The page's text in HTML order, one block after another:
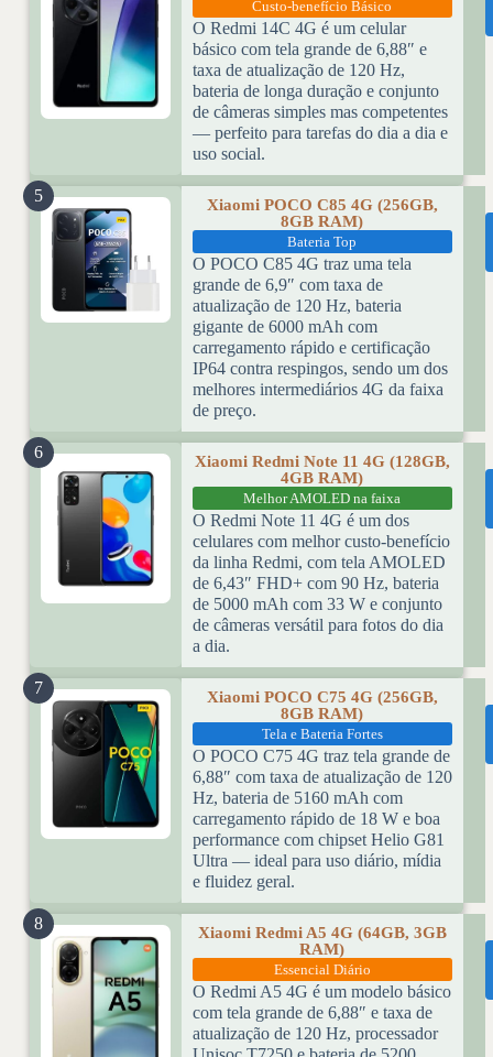
Custo-benefício Básico
O Redmi 14C 4G é um celular
básico com tela grande de 6,88″ e
taxa de atualização de 120 Hz,
bateria de longa duração e conjunto
de câmeras simples mas competentes
— perfeito para tarefas do dia a dia e
uso social.
5
Xiaomi POCO C85 4G (256GB,
8GB RAM)
Bateria Top
O POCO C85 4G traz uma tela
grande de 6,9″ com taxa de
atualização de 120 Hz, bateria
gigante de 6000 mAh com
carregamento rápido e certificação
IP64 contra respingos, sendo um dos
melhores intermediários 4G da faixa
de preço.
6
Xiaomi Redmi Note 11 4G (128GB,
4GB RAM)
Melhor AMOLED na faixa
O Redmi Note 11 4G é um dos
celulares com melhor custo-benefício
da linha Redmi, com tela AMOLED
de 6,43″ FHD+ com 90 Hz, bateria
de 5000 mAh com 33 W e conjunto
de câmeras versátil para fotos do dia
a dia.
7
Xiaomi POCO C75 4G (256GB,
8GB RAM)
Tela e Bateria Fortes
O POCO C75 4G traz tela grande de
6,88″ com taxa de atualização de 120
Hz, bateria de 5160 mAh com
carregamento rápido de 18 W e boa
performance com chipset Helio G81
Ultra — ideal para uso diário, mídia
e fluidez geral.
8
Xiaomi Redmi A5 4G (64GB, 3GB
RAM)
Essencial Diário
O Redmi A5 4G é um modelo básico
com tela grande de 6,88″ e taxa de
atualização de 120 Hz, processador